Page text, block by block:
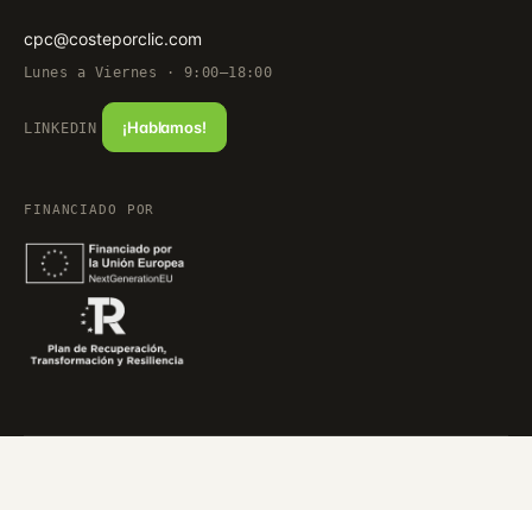
cpc@costeporclic.com
Lunes a Viernes · 9:00–18:00
LINKEDIN ¡Hablamos!
FINANCIADO POR